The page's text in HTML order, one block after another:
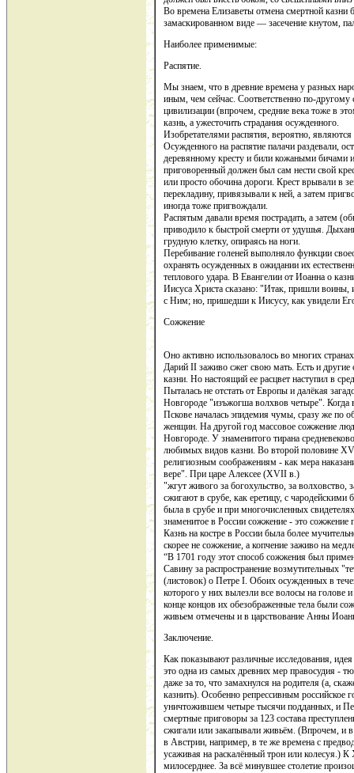
Во времена Елизаветы отмена смертной
замаскированном виде — засечение кнутом,
Наиболее применимые:
Распятие.
Мы знаем, что в древние времена у разных
иным, чем сейчас. Соответственно по-
цивилизации (впрочем, средние века тоже в
казнь, а ужесточить страдания осужденного.
Изобретателями распятия, вероятно,
Осужденного на распятие палачи раздевали,
деревянному кресту и били кожаными бичами
приговоренный должен был сам нести свой
или просто обочина дороги. Крест врывали в
перекладину, привязывали к ней, а затем
иногда тоже пригвождали.
Распятым давали время пострадать, а затем
приводило к быстрой смерти от удушья.
грудную клетку, опираясь на ноги.
Перебивание голеней выполняло функции
охранять осужденных в ожидании их
теплового удара. В Евангелии от Иоанна о
Иисуса Христа сказано: "Итак, пришли воины,
с Ним; но, пришедши к Иисусу, как увидели
Сожжение
Оно активно использовалось во многих
Дарий II заживо сжег свою мать. Есть и другие
казни. Но настоящий ее расцвет наступил в
Пыталась не отстать от Европы и далёкая
Новгороде "изъжогша волхвов четыре". Когда
Пскове началась эпидемия чумы, сразу же по
женщин. На другой год массовое сожжение
Новгороде. У знаменитого тирана
любимых видов казни. Во второй половине
религиозным соображениям - как мера
вере". При царе Алексее (XVII в.)
"жгут живого за богохульство, за
сжигают в срубе, как еретицу, с
была в срубе и при многочисленных
знаменитое в России сожжение - это сожжение
Казнь на костре в России была более
скорее не сожжение, а копчение заживо на
“В 1701 году этот способ сожжения был
Савину за распространение возмутительных
(листовок) о Петре I. Обоих осужденных в
которого у них вылезли все волосы на голове
конце концов их обезображенные тела были
живьем отмечены и в царствование Анны
Заключение.
Как показывают различные исследования,
это одна из самых древних мер правосудия -
даже за то, что замахнулся на родителя (а,
казнить). Особенно репрессивным российское
уничтожившем четыре тысячи подданных, и
смертные приговоры за 123 состава
сжигали или закапывали живьём. (Впрочем, и
в Австрии, например, в те же времена с
усаживая на раскалённый трон или колесуя.) К
милосерднее. За всё минувшее столетие